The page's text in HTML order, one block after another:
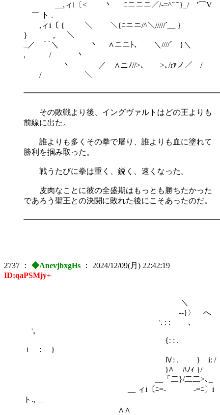
__,ィi〔< 丶 |ﾆニニニ／/-=^¨¨¨}_/ '⌒V
￣ ト .
,ィi〔 { ＼ ＼{ﾆニニ/^＼/////´__ }
} , ＼
_／ ⌒＼ 丶 ∧ニニﾄ､ ＼////´ }＼
, / 丶
丶 ／ ∧ニﾉ//>､ >､/rｧノ／ /
/ ＼
その敗戦より後、イングヴァルトはどの王よりも
前線に出た。
誰よりも多くその拳で屠り、誰よりも血に塗れて
勝利を掴み取った。
戦うたびに拳は重く、鋭く、速くなった。
皮肉なことに彼の全盛期はもっとも勝ちたかった
であろう聖王との決闘に敗れた後にこそあったのだ。
2737 ： ◆AnevjbxgHs ： 2024/12/09(月) 22:42:19
ID:qaPSMjy+
＼
--}〉 へ
'. : : ､
'，
{: : .
ｉ : }
Ⅳ: . } i: /
}ﾊ ﾊﾉｨ }/
__「二}/二二>､_
__ ィi〔ﾆ=- ￣ ￣ -=ﾆ〕i
ト., __
∧∧